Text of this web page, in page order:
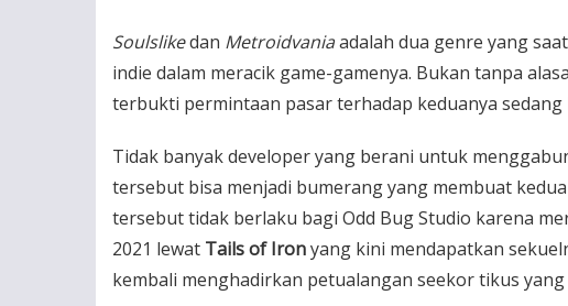
Soulslikedan Metroidvaniaadalah dua genre yang
indie dalam meracik game-gamenya. Bukan tanpa
terbukti permintaan pasar terhadap keduanya sedang
Tidak banyak developer yang berani untuk
tersebut bisa menjadi bumerang yang membuat
tersebut tidak berlaku bagi Odd Bug Studio karena
2021 lewat Tails of Ironyang kini mendapatkan
kembali menghadirkan petualangan seekor tikus